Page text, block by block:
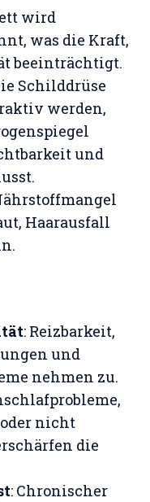
wird
was die Kraft,
beeinträchtigt.
Schilddrüse
werden,
und
Haarausfall
: Reizbarkeit,
und
nehmen zu.
nicht
die
: Chronischer